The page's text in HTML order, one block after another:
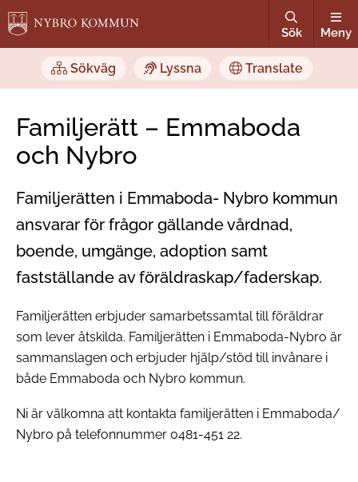
Sök Meny
Sökväg Lyssna Translate
Familjerätt – Emmaboda
och Nybro
Familjerätten i Emmaboda- Nybro kommun
ansvarar för frågor gällande vårdnad,
boende, umgänge, adoption samt
fastställande av föräldraskap/faderskap.
Familjerätten erbjuder samarbetssamtal till föräldrar
som lever åtskilda. Familjerätten i Emmaboda-Nybro är
sammanslagen och erbjuder hjälp/stöd till invånare i
både Emmaboda och Nybro kommun.
Ni är välkomna att kontakta familjerätten i Emmaboda/
Nybro på telefonnummer 0481-451 22.